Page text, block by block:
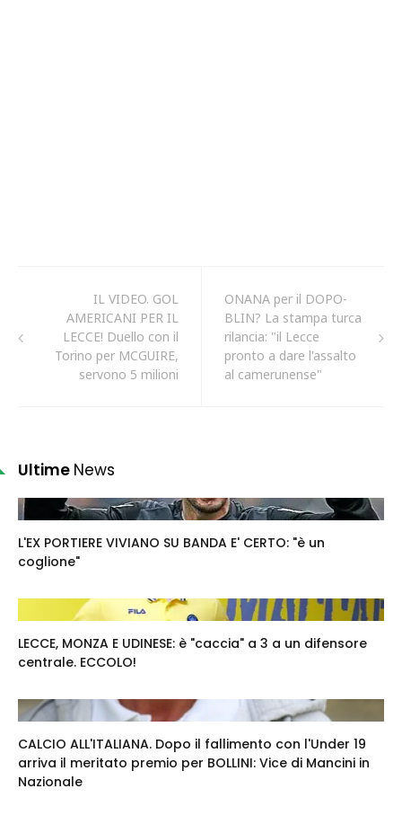
IL VIDEO. GOL
AMERICANI PER IL
LECCE! Duello con il
Torino per MCGUIRE,
servono 5 milioni
ONANA per il DOPO-
BLIN? La stampa turca
rilancia: "il Lecce
pronto a dare l'assalto
al camerunense"
Ultime News
L'EX PORTIERE VIVIANO SU BANDA E' CERTO: "è un
coglione"
LECCE, MONZA E UDINESE: è "caccia" a 3 a un difensore
centrale. ECCOLO!
CALCIO ALL'ITALIANA. Dopo il fallimento con l'Under 19
arriva il meritato premio per BOLLINI: Vice di Mancini in
Nazionale